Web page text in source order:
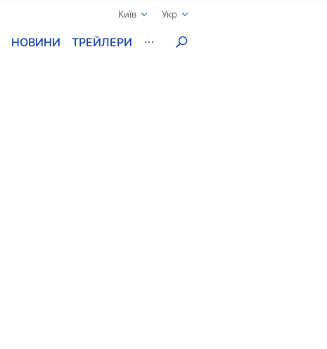
Київ Укр
НОВИНИ ТРЕЙЛЕРИ